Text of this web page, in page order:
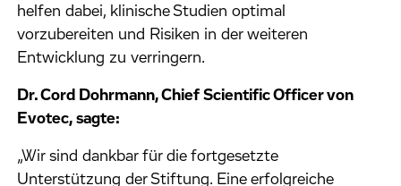
helfen dabei, klinische Studien optimal
vorzubereiten und Risiken in der weiteren
Entwicklung zu verringern.
Dr. Cord Dohrmann, Chief Scientific Officer von
Evotec, sagte:
„Wir sind dankbar für die fortgesetzte
Unterstützung der Stiftung. Eine erfolgreiche